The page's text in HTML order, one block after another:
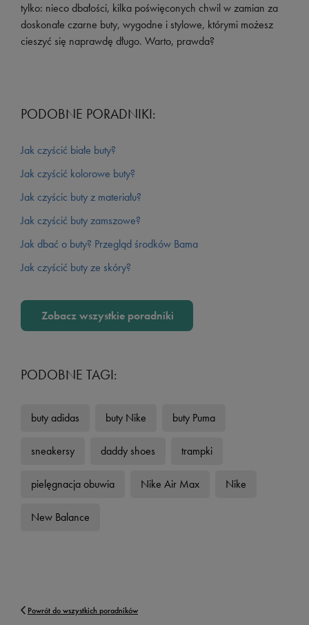
tylko: nieco dbałości, kilka poświęconych chwil w zamian za
doskonałe czarne buty, wygodne i stylowe, którymi możesz
cieszyć się naprawdę długo. Warto, prawda?
PODOBNE PORADNIKI:
Jak czyścić białe buty?
Jak czyścić kolorowe buty?
Jak czyścic buty z materiału?
Jak czyścić buty zamszowe?
Jak dbać o buty? Przegląd środków Bama
Jak czyścić buty ze skóry?
Zobacz wszystkie poradniki
PODOBNE TAGI:
buty adidas buty Nike buty Puma
sneakersy daddy shoes trampki
pielęgnacja obuwia Nike Air Max Nike
New Balance
Powrót do wszystkich poradników